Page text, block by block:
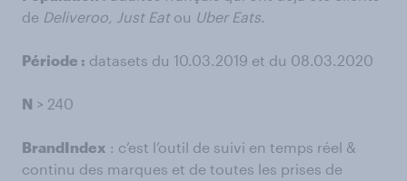
de Deliveroo, Just Eatou Uber Eats.
Période : datasets du 10.03.2019 et du 08.03.2020
N > 240
BrandIndex : c’est l’outil de suivi en temps réel &
continu des marques et de toutes les prises de